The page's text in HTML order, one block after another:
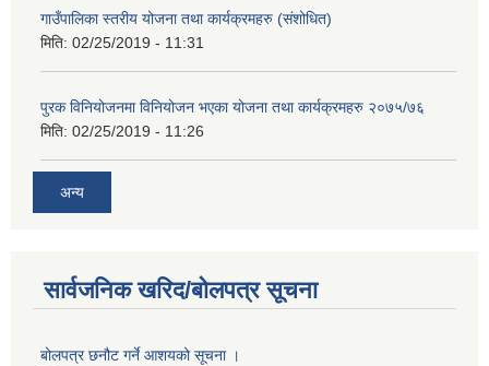
गाउँपालिका स्तरीय योजना तथा कार्यक्रमहरु (स‌ंशोधित)
मिति: 02/25/2019 - 11:31
पुरक विनियोजनमा विनियोजन भएका योजना तथा कार्यक्रमहरु २०७५/७६
मिति: 02/25/2019 - 11:26
अन्य
सार्वजनिक खरिद/बोलपत्र सूचना
बोलपत्र छनौट गर्ने आशयको सूचना ।